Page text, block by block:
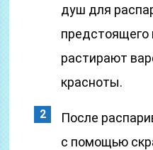
душ для
предстоящего
растирают
красноты.
После
с помощью